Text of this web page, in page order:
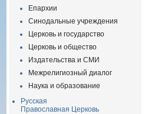
Епархии
Синодальные учреждения
Церковь и государство
Церковь и общество
Издательства и СМИ
Межрелигиозный диалог
Наука и образование
Русская
Православная Церковь